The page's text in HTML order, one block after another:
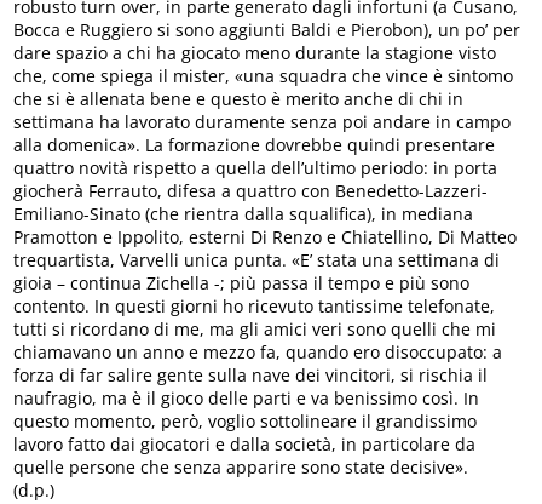
robusto turn over, in parte generato dagli infortuni (a Cusano,
Bocca e Ruggiero si sono aggiunti Baldi e Pierobon), un po’ per
dare spazio a chi ha giocato meno durante la stagione visto
che, come spiega il mister, «una squadra che vince è sintomo
che si è allenata bene e questo è merito anche di chi in
settimana ha lavorato duramente senza poi andare in campo
alla domenica». La formazione dovrebbe quindi presentare
quattro novità rispetto a quella dell’ultimo periodo: in porta
giocherà Ferrauto, difesa a quattro con Benedetto-Lazzeri-
Emiliano-Sinato (che rientra dalla squalifica), in mediana
Pramotton e Ippolito, esterni Di Renzo e Chiatellino, Di Matteo
trequartista, Varvelli unica punta. «E’ stata una settimana di
gioia – continua Zichella -; più passa il tempo e più sono
contento. In questi giorni ho ricevuto tantissime telefonate,
tutti si ricordano di me, ma gli amici veri sono quelli che mi
chiamavano un anno e mezzo fa, quando ero disoccupato: a
forza di far salire gente sulla nave dei vincitori, si rischia il
naufragio, ma è il gioco delle parti e va benissimo così. In
questo momento, però, voglio sottolineare il grandissimo
lavoro fatto dai giocatori e dalla società, in particolare da
quelle persone che senza apparire sono state decisive».
(d.p.)